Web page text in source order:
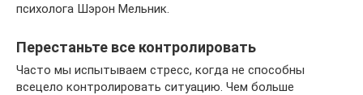
психолога Шэрон Мельник.
Перестаньте все контролировать
Часто мы испытываем стресс, когда не способны
всецело контролировать ситуацию. Чем больше